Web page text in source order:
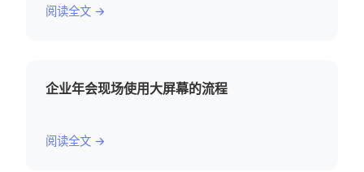
阅读全文 →
企业年会现场使用大屏幕的流程
阅读全文 →